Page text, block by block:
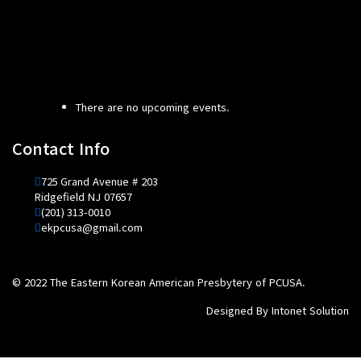
There are no upcoming events.
Contact Info
725 Grand Avenue # 203
Ridgefield NJ 07657
(201) 313-0010
ekpcusa@gmail.com
© 2022 The Eastern Korean American Presbytery of PCUSA.
Designed By Intonet Solution